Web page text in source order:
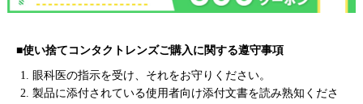
■使い捨てコンタクトレンズご購入に関する遵守事項
1. 眼科医の指示を受け、それをお守りください。
2. 製品に添付されている使用者向け添付文書を読み熟知くださ